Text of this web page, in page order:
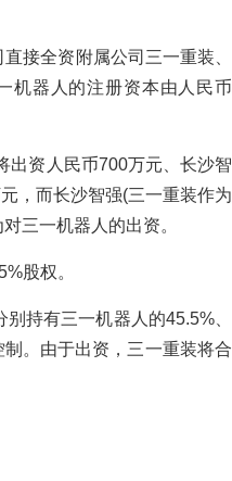
接全资附属公司三一重装、
机器人的注册资本由人民币
出资人民币700万元、长沙智
，而长沙智强(三一重装作为
三一机器人的出资。
股权。
持有三一机器人的45.5%、
。由于出资，三一重装将合